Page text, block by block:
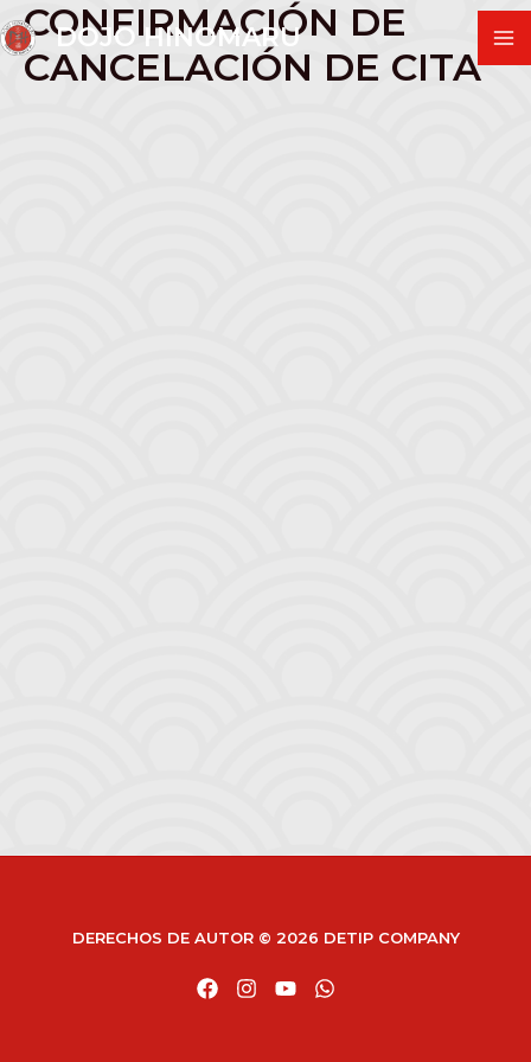
al
contenido
DOJO HINOMARU
CONFIRMACIÓN DE
CANCELACIÓN DE CITA
DERECHOS DE AUTOR © 2026 DETIP COMPANY